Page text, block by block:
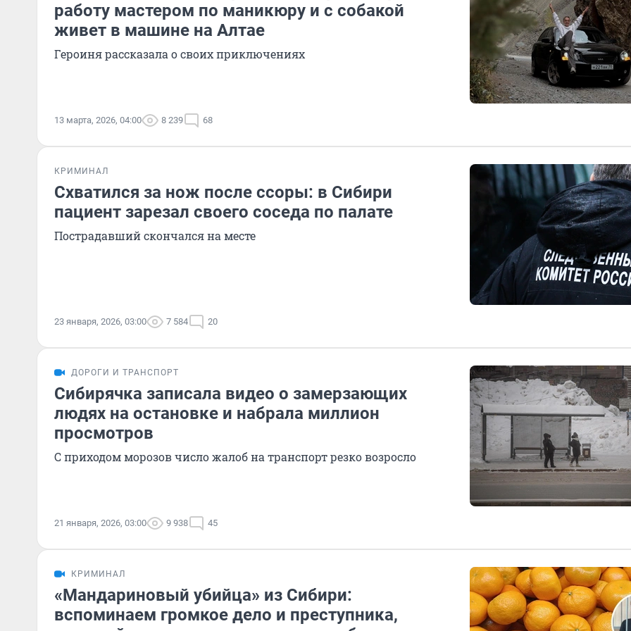
работу мастером по маникюру и с собакой
живет в машине на Алтае
Героиня рассказала о своих приключениях
13 марта, 2026, 04:00 8 239 68
КРИМИНАЛ
Схватился за нож после ссоры: в Сибири
пациент зарезал своего соседа по палате
Пострадавший скончался на месте
23 января, 2026, 03:00 7 584 20
ДОРОГИ И ТРАНСПОРТ
Сибирячка записала видео о замерзающих
людях на остановке и набрала миллион
просмотров
С приходом морозов число жалоб на транспорт резко возросло
21 января, 2026, 03:00 9 938 45
КРИМИНАЛ
«Мандариновый убийца» из Сибири:
вспоминаем громкое дело и преступника,